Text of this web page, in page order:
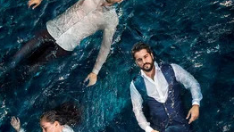
серия 173 серия
серия 177 серия
серия 181 серия